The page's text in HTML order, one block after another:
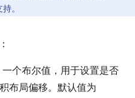
。
一个布尔值，用于设置是否
布局偏移。默认值为